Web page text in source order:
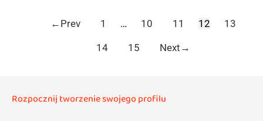
← Prev 1 … 10 11 12 13
14 15 Next →
Rozpocznij tworzenie swojego profilu